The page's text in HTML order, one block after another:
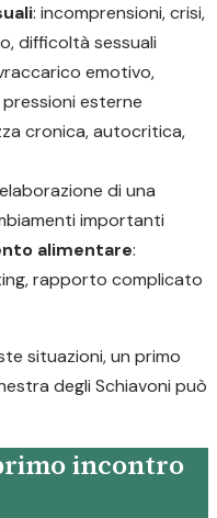
: incomprensioni, crisi,
difficoltà sessuali
emotivo,
esterne
cronica, autocritica,
di una
importanti
alimentare:
rapporto complicato
situazioni, un primo
degli Schiavoni può
incontro